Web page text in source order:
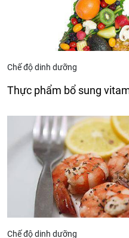
Chế độ dinh dưỡng
Thực phẩm bổ sung
Chế độ dinh dưỡng